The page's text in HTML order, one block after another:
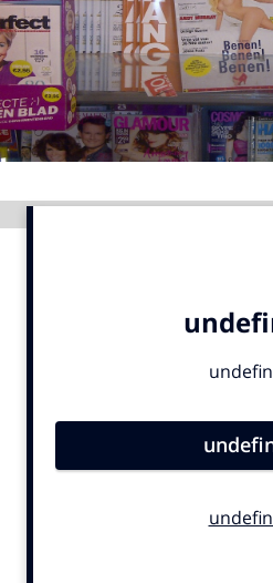
Menu
Home
9 sept: GenAI-training
12 nov: MarketingLive!
Adverteren
Events
Opleidingen
Artificial Intelligence